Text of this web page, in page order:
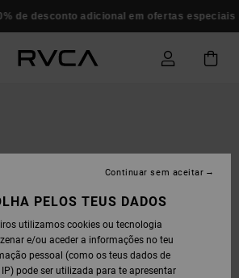
de desconto adicional em ofertas especiais
PELOS TEUS DADOS
utilizamos cookies ou tecnologia
e/ou aceder a informações no teu
pessoal (como os teus dados de
pode ser utilizada para te apresentar
Continuar sem aceitar